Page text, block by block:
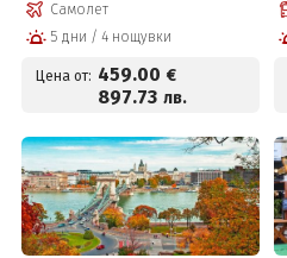
Самолет
5 дни / 4 нощувки
Цена от: 459.00 €
897.73 лв.